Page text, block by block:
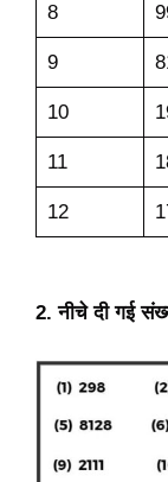
8
9
10
11
12
2. नीचे दी गई